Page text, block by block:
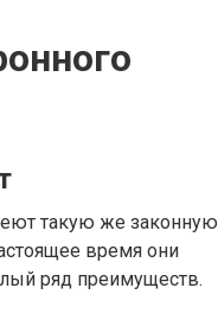
такую же законную
время они
ряд преимуществ.